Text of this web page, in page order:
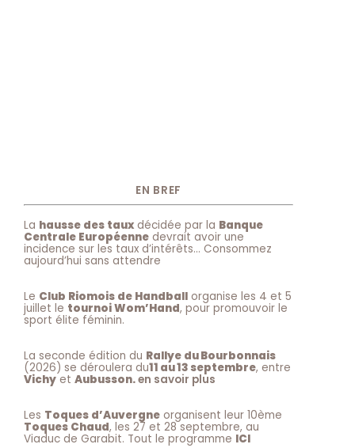
EN BREF
La hausse des taux décidée par la Banque
Centrale Européenne devrait avoir une
incidence sur les taux d’intérêts… Consommez
aujourd’hui sans attendre
Le Club Riomois de Handball organise les 4 et 5
juillet le tournoi Wom’Hand, pour promouvoir le
sport élite féminin.
La seconde édition du Rallye du Bourbonnais
(2026) se déroulera du11 au 13 septembre, entre
Vichy et Aubusson.en savoir plus
Les Toques d’Auvergne organisent leur 10ème
Toques Chaud, les 27 et 28 septembre, au
Viaduc de Garabit. Tout le programme ICI